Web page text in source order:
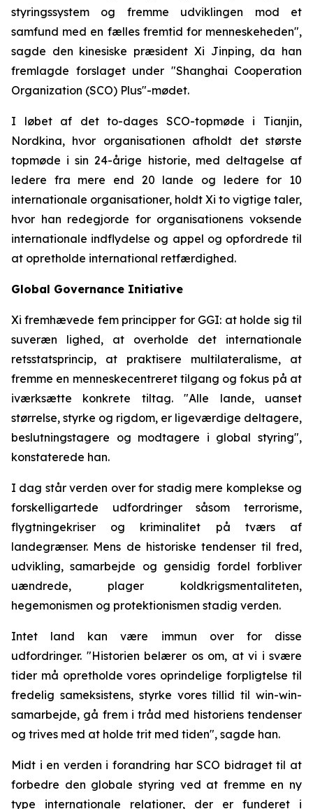
styringssystem og fremme udviklingen mod et
samfund med en fælles fremtid for menneskeheden",
sagde den kinesiske præsident Xi Jinping, da han
fremlagde forslaget under "Shanghai Cooperation
Organization (SCO) Plus"-mødet.
I løbet af det to-dages SCO-topmøde i Tianjin,
Nordkina, hvor organisationen afholdt det største
topmøde i sin 24-årige historie, med deltagelse af
ledere fra mere end 20 lande og ledere for 10
internationale organisationer, holdt Xi to vigtige taler,
hvor han redegjorde for organisationens voksende
internationale indflydelse og appel og opfordrede til
at opretholde international retfærdighed.
Global Governance Initiative
Xi fremhævede fem principper for GGI: at holde sig til
suveræn lighed, at overholde det internationale
retsstatsprincip, at praktisere multilateralisme, at
fremme en menneskecentreret tilgang og fokus på at
iværksætte konkrete tiltag. "Alle lande, uanset
størrelse, styrke og rigdom, er ligeværdige deltagere,
beslutningstagere og modtagere i global styring",
konstaterede han.
I dag står verden over for stadig mere komplekse og
forskelligartede udfordringer såsom terrorisme,
flygtningekriser og kriminalitet på tværs af
landegrænser. Mens de historiske tendenser til fred,
udvikling, samarbejde og gensidig fordel forbliver
uændrede, plager koldkrigsmentaliteten,
hegemonismen og protektionismen stadig verden.
Intet land kan være immun over for disse
udfordringer. "Historien belærer os om, at vi i svære
tider må opretholde vores oprindelige forpligtelse til
fredelig sameksistens, styrke vores tillid til win-win-
samarbejde, gå frem i tråd med historiens tendenser
og trives med at holde trit med tiden", sagde han.
Midt i en verden i forandring har SCO bidraget til at
forbedre den globale styring ved at fremme en ny
type internationale relationer, der er funderet i